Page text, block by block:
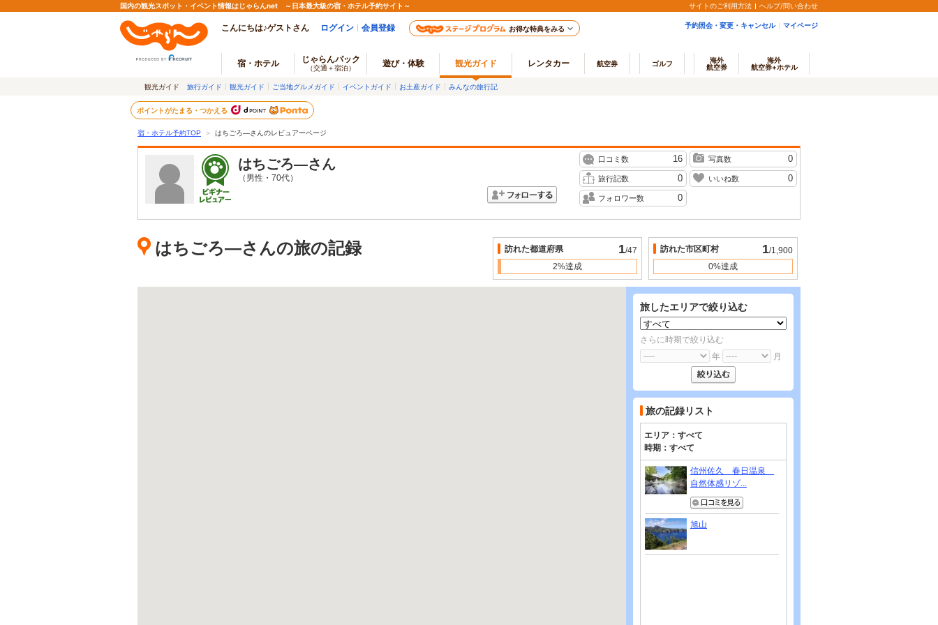
国内の観光スポット・イベント情報はじゃらんnet ～日本最大級の宿・ホテル予約サイト～ サイトのご利用方法 ヘルプ/問い合わせ
こんにちは♪ゲストさん ログイン 会員登録 お得な特典をみる 予約照会・変更・キャンセル マイページ
宿・ホテル じゃらんパック
（交通＋宿泊） 遊び・体験 観光ガイド レンタカー 航空券 ゴルフ
海外
航空券
海外
航空券+ホテル
観光ガイド 旅行ガイド 観光ガイド ご当地グルメガイド イベントガイド お土産ガイド みんなの旅行記
ポイントがたまる・つかえる
宿・ホテル予約TOP ＞ はちごろ―さんのレビュアーページ
はちごろ―さん
（男性・70代）
口コミ数 16 写真数 0
旅行記数 0 いいね数 0
フォロワー数 0
はちごろ―さんの旅の記録 訪れた都道府県 1/47
2%達成
訪れた市区町村 1/1,900
0%達成
旅したエリアで絞り込む
さらに時期で絞り込む
年
月
旅の記録リスト
エリア： すべて
時期： すべて
信州佐久 春日温泉
自然体感リゾ...
旭山